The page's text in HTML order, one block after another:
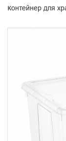
Контейнер для